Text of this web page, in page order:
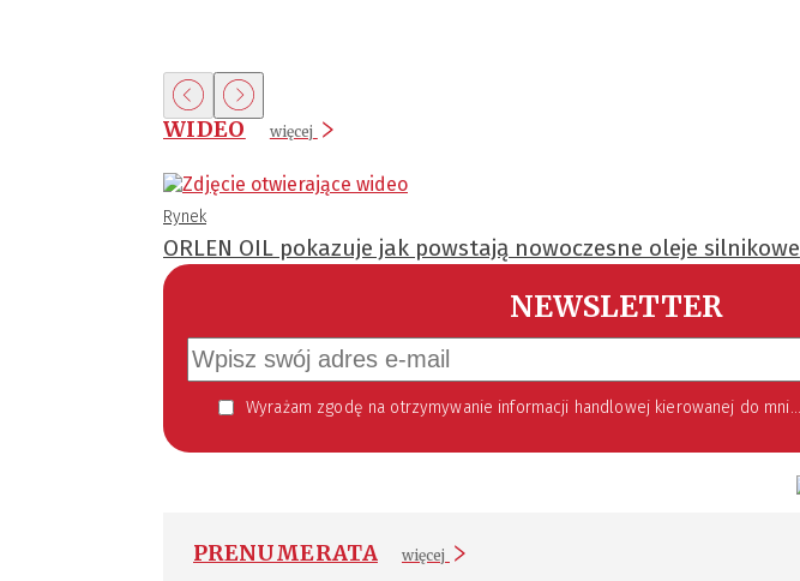
WIDEO więcej
Rynek
ORLEN OIL pokazuje jak powstają nowoczesne oleje silnikowe
NEWSLETTER
Wyrażam zgodę na otrzymywanie informacji handlowej kierowanej do mnie za pomocą środków komunikacji elektronicznej w szczególności poczty elektronicznej zgodnie z przepisem art. 10 ust 2 ustawy z dnia 18 lipca 2002 roku o świadczeniu usług drogą elektroniczną (Dz. U. 144 z 2002 r. poz. 1204). Zgoda jest dobrowolna, jednak jej wyrażenie jest konieczne, aby otrzymywać newsletter.
PRENUMERATA więcej